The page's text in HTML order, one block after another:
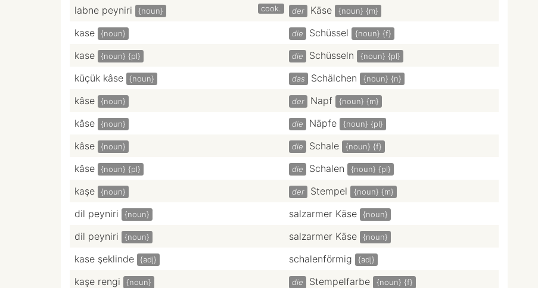
labne peyniri {noun} cook. der Käse {noun} {m}
kase {noun} die Schüssel {noun} {f}
kase {noun} {pl} die Schüsseln {noun} {pl}
küçük kâse {noun} das Schälchen {noun} {n}
kâse {noun} der Napf {noun} {m}
kâse {noun} die Näpfe {noun} {pl}
kâse {noun} die Schale {noun} {f}
kâse {noun} {pl} die Schalen {noun} {pl}
kaşe {noun} der Stempel {noun} {m}
dil peyniri {noun} salzarmer Käse {noun}
dil peyniri {noun} salzarmer Käse {noun}
kase şeklinde {adj} schalenförmig {adj}
kaşe rengi {noun} die Stempelfarbe {noun} {f}